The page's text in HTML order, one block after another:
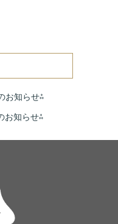
お知らせ⁂
お知らせ⁂